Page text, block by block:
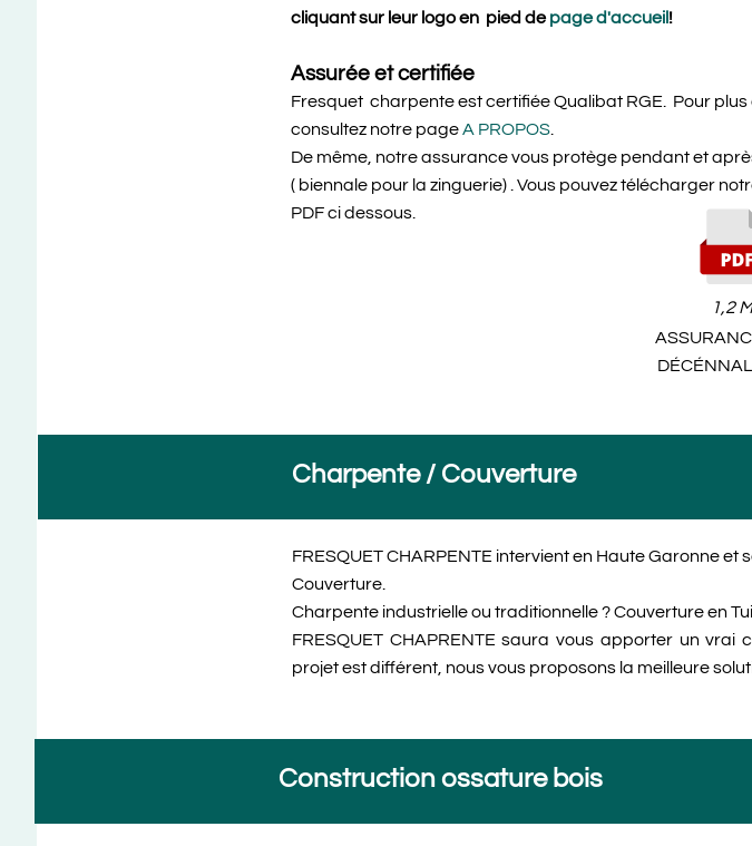
cliquant sur leur logo en pied depage d'accueil !
Assurée et certifiée
Fresquet charpente est certifiée Qualibat RGE. Pour
consultez notre pageA PROPOS
De même, notre assurance vous protège pendant et
( biennale pour la zinguerie) . Vous pouvez télécharger
PDF ci dessous.
1,2
Charpente / Couverture
FRESQUET CHARPENTE intervient en Haute Garonne
Couverture.
Charpente industrielle ou traditionnelle ? Couverture en
FRESQUET CHAPRENTE saura vous apporter un
projet est différent, nous vous proposons la meilleure
Construction ossature bois